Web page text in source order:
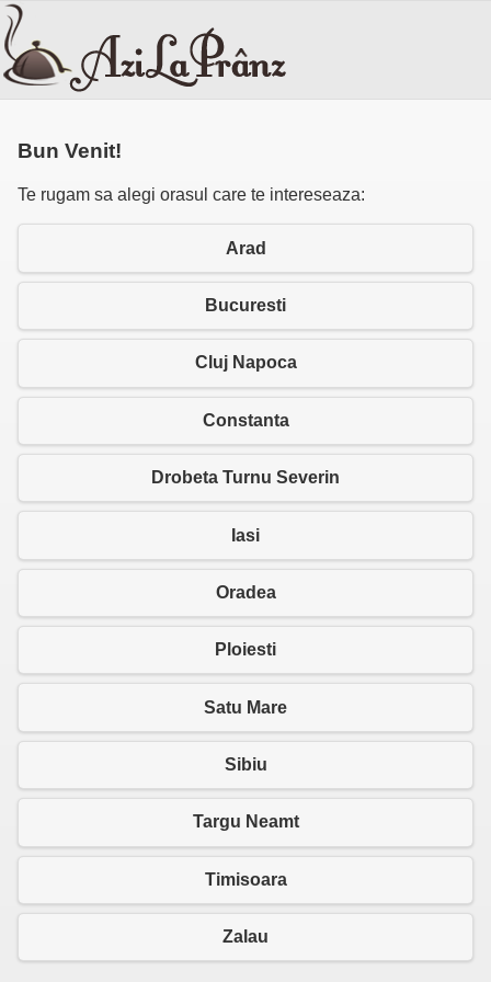
Bun Venit!
Te rugam sa alegi orasul care te intereseaza:
Arad
Bucuresti
Cluj Napoca
Constanta
Drobeta Turnu Severin
Iasi
Oradea
Ploiesti
Satu Mare
Sibiu
Targu Neamt
Timisoara
Zalau